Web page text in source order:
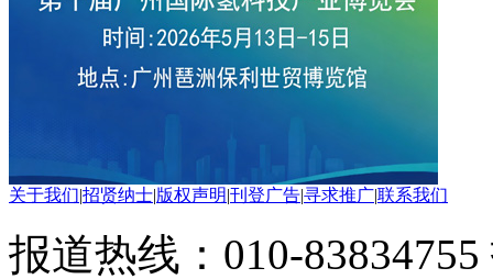
关于我们|招贤纳士|版权声明|刊登广告|寻求推广|联系我们
报道热线：010-83834755